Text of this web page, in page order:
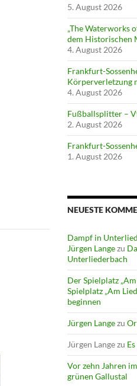
5. August 2026
„The Waterworks
dem Historischen
4. August 2026
Frankfurt-
Körperverletzung
4. August 2026
Fußballsplitter –
2. August 2026
Frankfurt-
1. August 2026
NEUESTE
Dampf in
Jürgen Langezu
Unterliederbach
Der Spielplatz
Spielplatz „Am
beginnen
Jürgen Langezu
Jürgen Langezu
Vor zehn Jahren
grünen Gallustal